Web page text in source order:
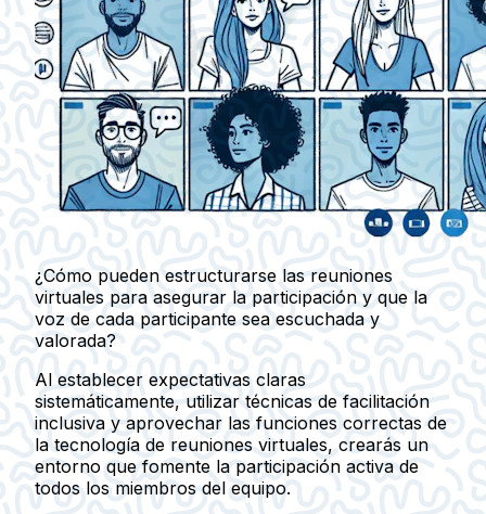
¿Cómo pueden estructurarse las reuniones
virtuales para asegurar la participación y que la
voz de cada participante sea escuchada y
valorada?
Al establecer expectativas claras
sistemáticamente, utilizar técnicas de facilitación
inclusiva y aprovechar las funciones correctas de
la tecnología de reuniones virtuales, crearás un
entorno que fomente la participación activa de
todos los miembros del equipo.